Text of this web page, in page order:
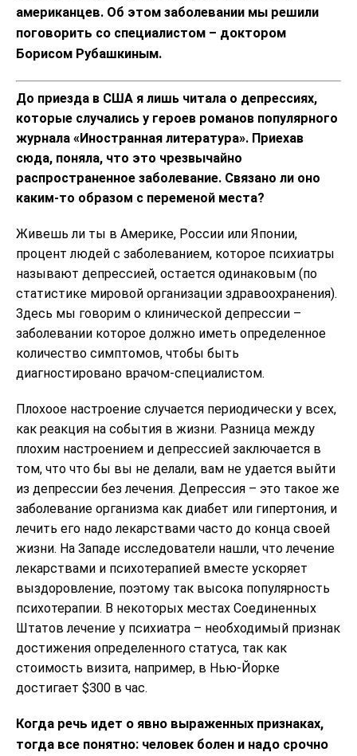
американцев. Об этом заболевании мы решили
поговорить со специалистом – доктором
Борисом Рубашкиным.
До приезда в США я лишь читала о депрессиях,
которые случались у героев романов популярного
журнала «Иностранная литература». Приехав
сюда, поняла, что это чрезвычайно
распространенное заболевание. Связано ли оно
каким-то образом с переменой места?
Живешь ли ты в Америке, России или Японии,
процент людей с заболеванием, которое психиатры
называют депрессией, остается одинаковым (по
статистике мировой организации здравоохранения).
Здесь мы говорим о клинической депрессии –
заболевании которое должно иметь определенное
количество симптомов, чтобы быть
диагностировано врачом-специалистом.
Плохоое настроение случается периодически у всех,
как реакция на события в жизни. Разница между
плохим настроением и депрессией заключается в
том, что что бы вы не делали, вам не удается выйти
из депрессии без лечения. Депрессия – это такое же
заболевание организма как диабет или гипертония, и
лечить его надо лекарствами часто до конца своей
жизни. На Западе исследователи нашли, что лечение
лекарствами и психотерапией вместе ускоряет
выздоровление, поэтому так высока популярность
психотерапии. В некоторых местах Соединенных
Штатов лечение у психиатра – необходимый признак
достижения определенного статуса, так как
стоимость визита, например, в Нью-Йорке
достигает $300 в час.
Когда речь идет о явно выраженных признаках,
тогда все понятно: человек болен и надо срочно